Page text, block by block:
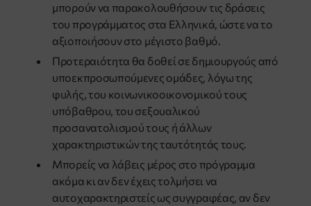
μπορούν να παρακολουθήσουν τις δράσεις
του προγράμματος στα Ελληνικά, ώστε να το
αξιοποιήσουν στο μέγιστο βαθμό.
Προτεραιότητα θα δοθεί σε δημιουργούς από
υποεκπροσωπούμενες ομάδες, λόγω της
φυλής, του κοινωνικοοικονομικού τους
υπόβαθρου, του σεξουαλικού
προσανατολισμού τους ή άλλων
χαρακτηριστικών της ταυτότητάς τους.
Μπορείς να λάβεις μέρος στο πρόγραμμα
ακόμα κι αν δεν έχεις τολμήσει να
αυτοχαρακτηριστείς ως συγγραφέας, αν δεν